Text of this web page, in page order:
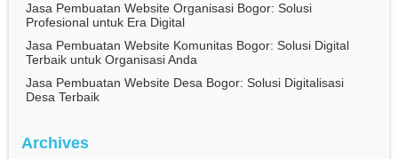
Jasa Pembuatan Website Organisasi Bogor: Solusi
Profesional untuk Era Digital
Jasa Pembuatan Website Komunitas Bogor: Solusi Digital
Terbaik untuk Organisasi Anda
Jasa Pembuatan Website Desa Bogor: Solusi Digitalisasi
Desa Terbaik
Archives